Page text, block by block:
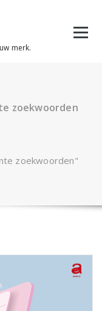
merk.
zoekwoorden
zoekwoorden"